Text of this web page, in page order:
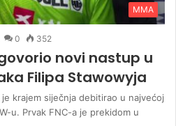
MMA
0 352
novi nastup u
Filipa Stawowyja
krajem siječnja debitirao u najvećoj
u. Prvak FNC-a je prekidom u